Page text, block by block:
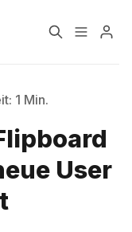
ein
1 Min.
User